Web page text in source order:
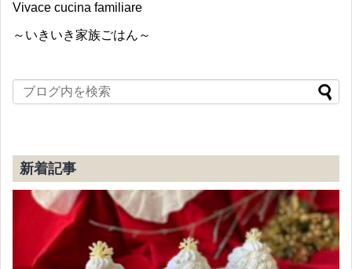
Vivace cucina familiare
～いきいき家族ごはん～
新着記事